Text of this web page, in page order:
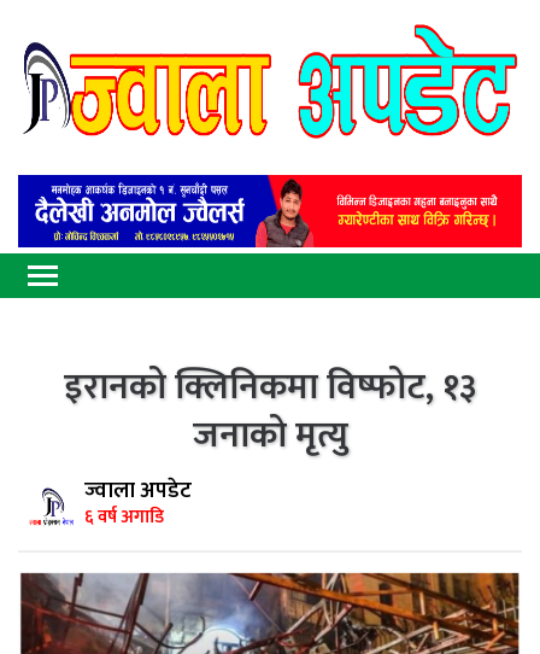
इरानको क्लिनिकमा विष्फोट, १३
जनाको मृत्यु
ज्वाला अपडेट
६ वर्ष अगाडि